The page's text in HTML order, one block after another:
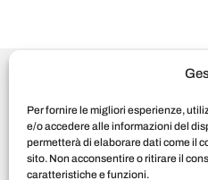
Per fornire le migliori esperienze,
e/o accedere alle informazioni del
permetterà di elaborare dati come il
sito. Non acconsentire o ritirare il
caratteristiche e funzioni.